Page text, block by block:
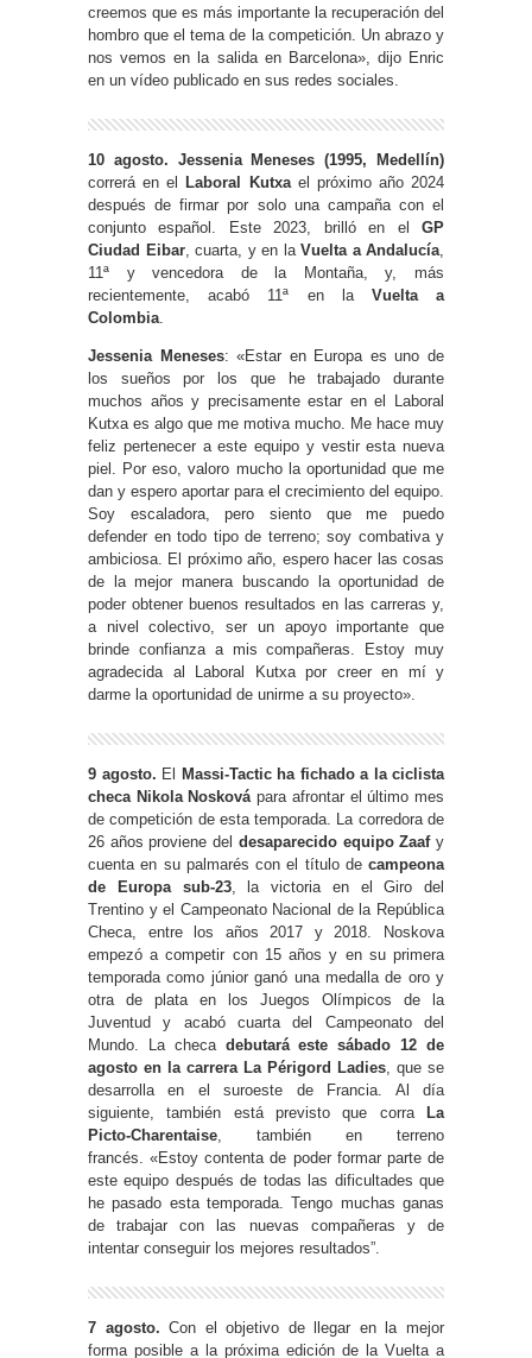
creemos que es más importante la recuperación del
hombro que el tema de la competición. Un abrazo y
nos vemos en la salida en Barcelona», dijo Enric
en un vídeo publicado en sus redes sociales.
10 agosto. Jessenia Meneses (1995, Medellín)
correrá en el
Laboral Kutxael próximo año 2024
después de firmar por solo una campaña con el
conjunto español. Este 2023, brilló en el GP
Ciudad Eibar, cuarta, y en la Vuelta a Andalucía,
11ª y vencedora de la Montaña, y, más
recientemente, acabó 11ª en la Vuelta a
Colombia.
Jessenia Meneses: «Estar en Europa es uno de
los sueños por los que he trabajado durante
muchos años y precisamente estar en el Laboral
Kutxa es algo que me motiva mucho. Me hace muy
feliz pertenecer a este equipo y vestir esta nueva
piel. Por eso, valoro mucho la oportunidad que me
dan y espero aportar para el crecimiento del equipo.
Soy escaladora, pero siento que me puedo
defender en todo tipo de terreno; soy combativa y
ambiciosa. El próximo año, espero hacer las cosas
de la mejor manera buscando la oportunidad de
poder obtener buenos resultados en las carreras y,
a nivel colectivo, ser un apoyo importante que
brinde confianza a mis compañeras. Estoy muy
agradecida al Laboral Kutxa por creer en mí y
darme la oportunidad de unirme a su proyecto».
9 agosto. El
Massi-Tactic ha fichado a la ciclista
checa Nikola Noskovápara afrontar el último mes
de competición de esta temporada. La corredora de
26 años proviene del desaparecido equipo Zaafy
cuenta en su palmarés con el título de campeona
de Europa sub-23, la victoria en el Giro del
Trentino y el Campeonato Nacional de la República
Checa, entre los años 2017 y 2018. Noskova
empezó a competir con 15 años y en su primera
temporada como júnior ganó una medalla de oro y
otra de plata en los Juegos Olímpicos de la
Juventud y acabó cuarta del Campeonato del
Mundo. La checa debutará este sábado 12 de
agosto en la carrera La Périgord Ladies, que se
desarrolla en el suroeste de Francia. Al día
siguiente, también está previsto que corra
La
Picto-Charentaise, también en terreno
francés. «Estoy contenta de poder formar parte de
este equipo después de todas las dificultades que
he pasado esta temporada. Tengo muchas ganas
de trabajar con las nuevas compañeras y de
intentar conseguir los mejores resultados”.
7 agosto. Con el objetivo de llegar en la mejor
forma posible a la próxima edición de la Vuelta a